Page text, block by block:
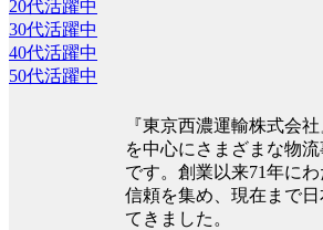
20代活躍中
30代活躍中
40代活躍中
50代活躍中
『東京西濃運輸株式会
を中心にさまざまな物
です。創業以来71年に
信頼を集め、現在まで
てきました。